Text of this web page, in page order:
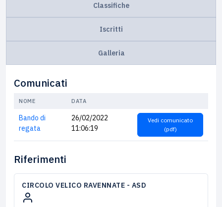
Classifiche
Iscritti
Galleria
Comunicati
NOME DATA
Bando di
regata
26/02/2022
11:06:19
Vedi comunicato
(pdf)
Riferimenti
CIRCOLO VELICO RAVENNATE - ASD